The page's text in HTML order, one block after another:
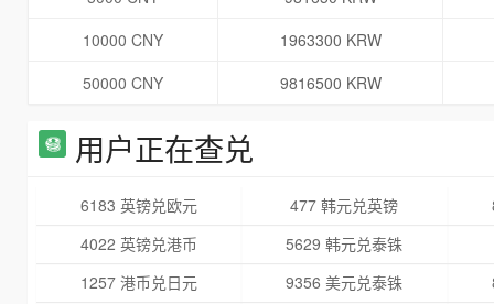
10000 CNY
1963300 KRW
50000 CNY
9816500 KRW
用户正在查兑
6183 英镑兑欧元 477 韩元兑英镑
4022 英镑兑港币
5629 韩元兑泰铢
1257 港币兑日元
9356 美元兑泰铢